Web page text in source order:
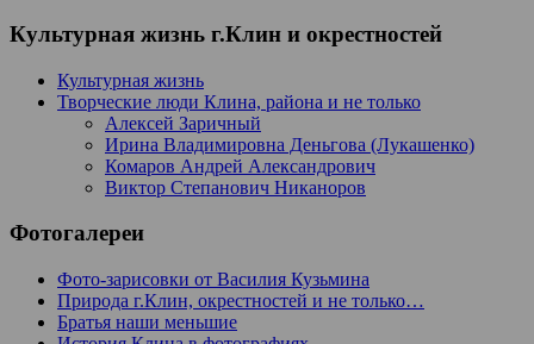
Культурная жизнь г.Клин и окрестностей
Культурная жизнь
Творческие люди Клина, района и не только
Алексей Заричный
Ирина Владимировна Деньгова (Лукашенко)
Комаров Андрей Александрович
Виктор Степанович Никаноров
Фотогалереи
Фото-зарисовки от Василия Кузьмина
Природа г.Клин, окрестностей и не только…
Братья наши меньшие